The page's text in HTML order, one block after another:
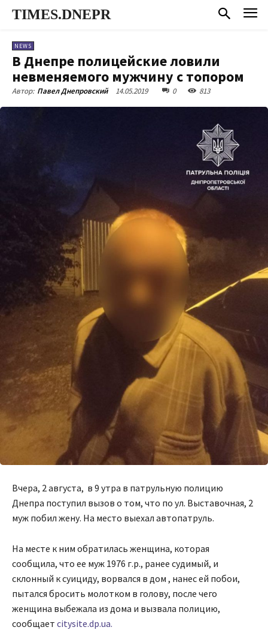
TIMES.DNEPR
NEWS
В Днепре полицейские ловили
невменяемого мужчину с топором
Автор: Павел Днепровский 14.05.2019 0 813
Вчера, 2 августа, в 9 утра в патрульную полицию
Днепра поступил вызов о том, что по ул. Выставочная, 2
муж побил жену. На место выехал автопатруль.
На месте к ним обратилась женщина, которая
сообщила, что ее муж 1976 г.р., ранее судимый, и
склонный к суициду, ворвался в дом , нанес ей побои,
пытался бросить молотком в голову, после чего
женщина выбежала из дома и вызвала полицию,
сообщает citysite.dp.ua.